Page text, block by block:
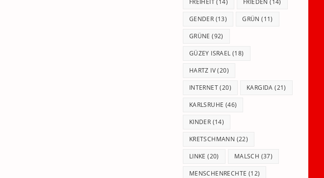
FREIHEIT(14) FRIEDEN (14)
GENDER (13) GRÜN (11)
GRÜNE (92)
GÜZEY ISRAEL (18)
HARTZ IV(20)
INTERNET(20) KARGIDA (21)
KARLSRUHE (46)
KINDER (14)
KRETSCHMANN (22)
LINKE (20) MALSCH (37)
MENSCHENRECHTE (12)